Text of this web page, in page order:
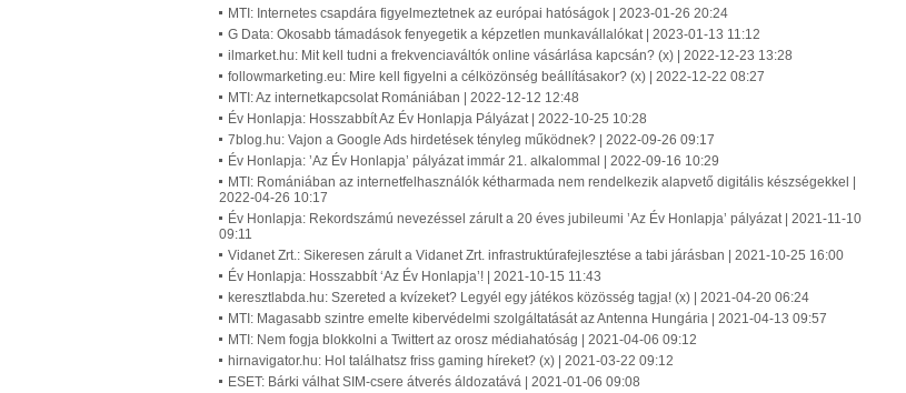
MTI: Internetes csapdára figyelmeztetnek az európai hatóságok | 2023-01-26 20:24
G Data: Okosabb támadások fenyegetik a képzetlen munkavállalókat | 2023-01-13 11:12
ilmarket.hu: Mit kell tudni a frekvenciaváltók online vásárlása kapcsán? (x) | 2022-12-23 13:28
followmarketing.eu: Mire kell figyelni a célközönség beállításakor? (x) | 2022-12-22 08:27
MTI: Az internetkapcsolat Romániában | 2022-12-12 12:48
Év Honlapja: Hosszabbít Az Év Honlapja Pályázat | 2022-10-25 10:28
7blog.hu: Vajon a Google Ads hirdetések tényleg működnek? | 2022-09-26 09:17
Év Honlapja: ’Az Év Honlapja’ pályázat immár 21. alkalommal | 2022-09-16 10:29
MTI: Romániában az internetfelhasználók kétharmada nem rendelkezik alapvető digitális készségekkel |
2022-04-26 10:17
Év Honlapja: Rekordszámú nevezéssel zárult a 20 éves jubileumi ’Az Év Honlapja’ pályázat | 2021-11-10
09:11
Vidanet Zrt.: Sikeresen zárult a Vidanet Zrt. infrastruktúrafejlesztése a tabi járásban | 2021-10-25 16:00
Év Honlapja: Hosszabbít ‘Az Év Honlapja’! | 2021-10-15 11:43
keresztlabda.hu: Szereted a kvízeket? Legyél egy játékos közösség tagja! (x) | 2021-04-20 06:24
MTI: Magasabb szintre emelte kibervédelmi szolgáltatását az Antenna Hungária | 2021-04-13 09:57
MTI: Nem fogja blokkolni a Twittert az orosz médiahatóság | 2021-04-06 09:12
hirnavigator.hu: Hol találhatsz friss gaming híreket? (x) | 2021-03-22 09:12
ESET: Bárki válhat SIM-csere átverés áldozatává | 2021-01-06 09:08